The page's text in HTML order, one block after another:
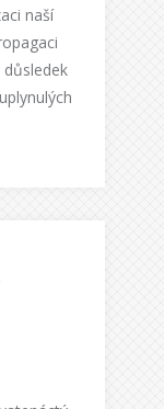
naší
důsledek